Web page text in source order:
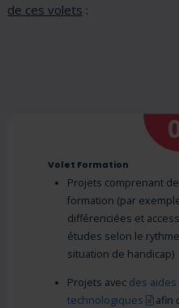
de ces volets :
Volet Formation
Projets comprenant
formation (par
différenciées et
études selon le
situation de handicap)
Projets avec des
technologiques
(pdf)
afin